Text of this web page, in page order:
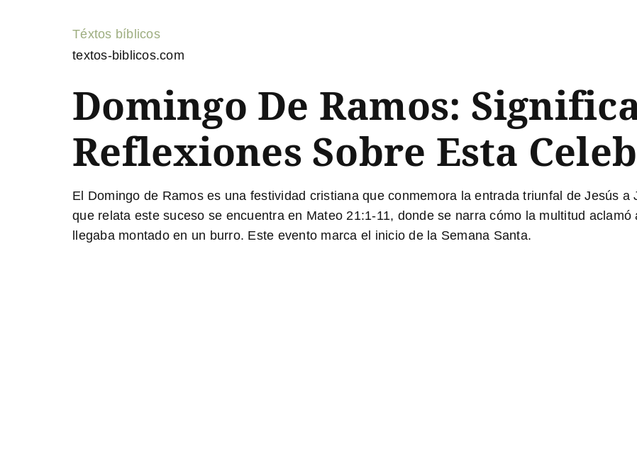
Téxtos bíblicos
textos-biblicos.com
Domingo De Ramos:
Reflexiones Sobre Esta
El Domingo de Ramos es una festividad cristiana que conmemora la entrada triunfal de Jesús
que relata este suceso se encuentra en Mateo 21:1-11, donde se narra cómo la multitud
llegaba montado en un burro. Este evento marca el inicio de la Semana Santa.